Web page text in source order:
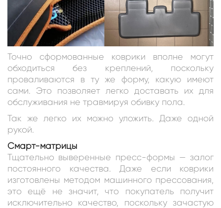
Точно сформованные коврики вполне могут
обходиться без креплений, поскольку
проваливаются в ту же форму, какую имеют
сами. Это позволяет легко доставать их для
обслуживания не травмируя обивку пола.
Так же легко их можно уложить. Даже одной
рукой.
Смарт-матрицы
Тщательно выверенные пресс-формы — залог
постоянного качества. Даже если коврики
изготовлены методом машинного прессования,
это ещё не значит, что покупатель получит
исключительно качество, поскольку зачастую